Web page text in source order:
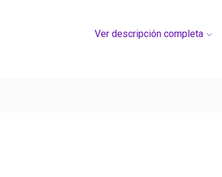
Ver descripción completa